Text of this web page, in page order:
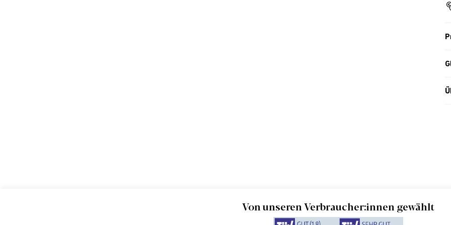
Von unseren Verbraucher:innen gewählt